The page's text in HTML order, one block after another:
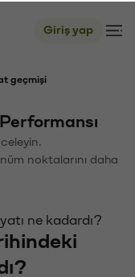
Giriş yap
geçmişi
noktalarını daha
ne kadardı?